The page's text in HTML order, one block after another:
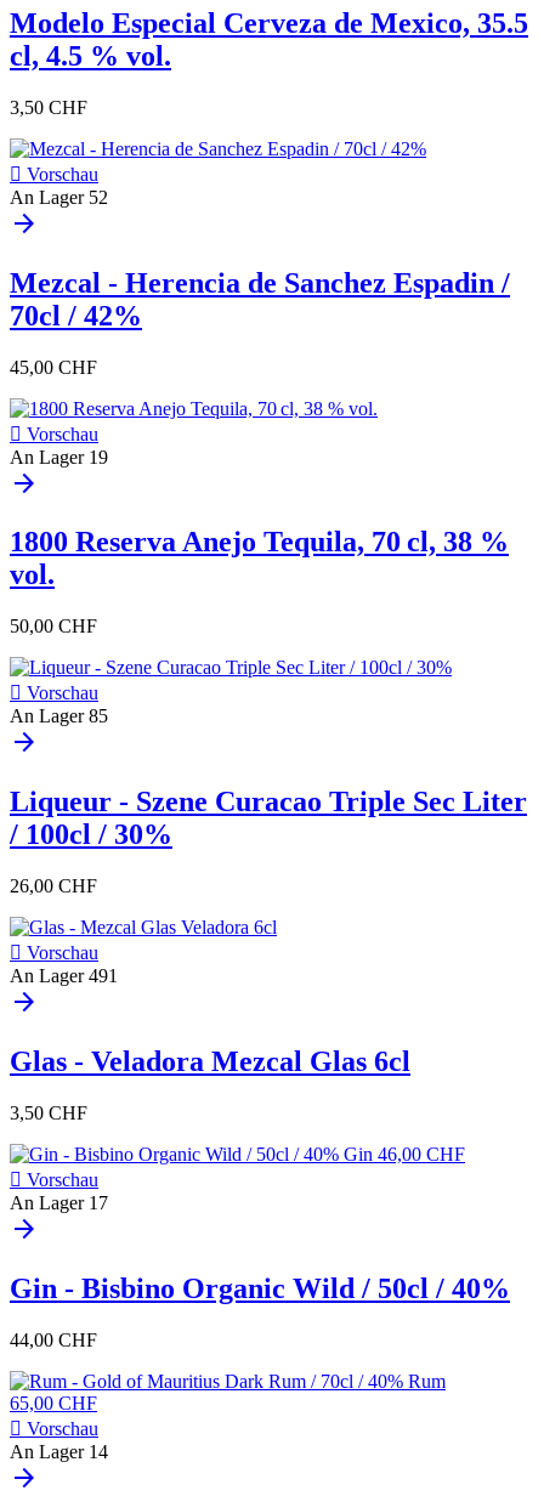
Modelo Especial Cerveza de Mexico, 35.5
cl, 4.5 % vol.
3,50 CHF
 Vorschau
An Lager 52
arrow_forward
Mezcal - Herencia de Sanchez Espadin /
70cl / 42%
45,00 CHF
 Vorschau
An Lager 19
arrow_forward
1800 Reserva Anejo Tequila, 70 cl, 38 %
vol.
50,00 CHF
 Vorschau
An Lager 85
arrow_forward
Liqueur - Szene Curacao Triple Sec Liter
/ 100cl / 30%
26,00 CHF
 Vorschau
An Lager 491
arrow_forward
Glas - Veladora Mezcal Glas 6cl
3,50 CHF
 Vorschau
An Lager 17
arrow_forward
Gin - Bisbino Organic Wild / 50cl / 40%
44,00 CHF
 Vorschau
An Lager 14
arrow_forward